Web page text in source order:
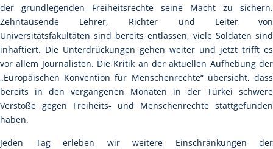
der grundlegenden Freiheitsrechte seine Macht zu sichern.
Zehntausende Lehrer, Richter und Leiter von
Universitätsfakultäten sind bereits entlassen, viele Soldaten sind
inhaftiert. Die Unterdrückungen gehen weiter und jetzt trifft es
vor allem Journalisten. Die Kritik an der aktuellen Aufhebung der
„Europäischen Konvention für Menschenrechte“ übersieht, dass
bereits in den vergangenen Monaten in der Türkei schwere
Verstöße gegen Freiheits- und Menschenrechte stattgefunden
haben.
Jeden Tag erleben wir weitere Einschränkungen der